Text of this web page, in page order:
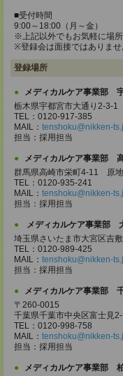
■受付時間
9:00～18:00（月～金）
※上記以外でもお気軽に場
※登録会は面接ではありま
登録場所
メディカルケア事業部
栃木県宇都宮市大通り2-3-
TEL：0120-917-385
MAIL： tenshoku@nikken-
担当：採用担当
メディカルケア事業部
群馬県高崎市栄町4-11 原
TEL：0120-935-241
MAIL： tenshoku@nikken-
担当：採用担当
メディカルケア事業部
埼玉県さいたま市大宮区吉
TEL：0120-989-425
MAIL： tenshoku@nikken-
担当：採用担当
メディカルケア事業部
〒260-0015
千葉県千葉市中央区富士見
TEL：0120-998-758
MAIL： tenshoku@nikken-
担当：採用担当
メディカルケア事業部